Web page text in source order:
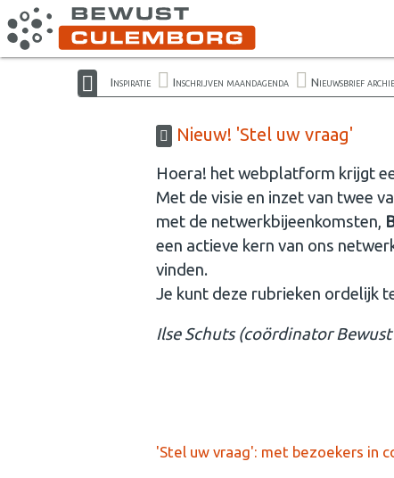
Inspiratie Inschrijven maandagenda Nieuwsbrief
Nieuw! 'Stel uw vraag'
Hoera! het webplatform krijgt
Met de visie en inzet van twee
met de netwerkbijeenkomsten,
een actieve kern van ons
vinden.
Je kunt deze rubrieken ordelijk
Ilse Schuts (coördinator
'Stel uw vraag': met bezoekers in